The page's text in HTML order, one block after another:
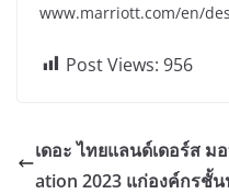
www.marriott.com/en/
Post Views: 956
เดอะ ไทยแลนด์เดอร์ส ม
ation 2023 แก่องค์กรชั้